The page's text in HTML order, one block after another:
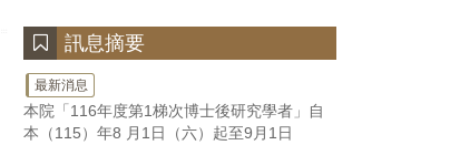
訊息摘要
最新消息
本院「116年度第1梯次博士後研究學者」自
本（115）年8 月1日（六）起至9月1日